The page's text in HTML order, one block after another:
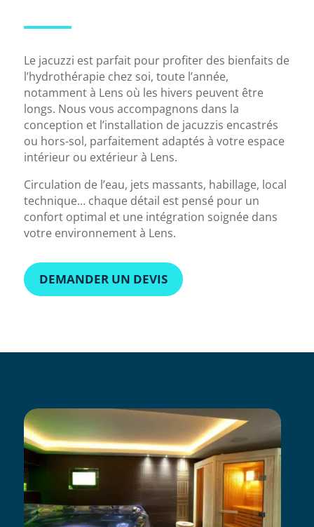
Le jacuzzi est parfait pour profiter des bienfaits de
l’hydrothérapie chez soi, toute l’année,
notamment à Lens où les hivers peuvent être
longs. Nous vous accompagnons dans la
conception et l’installation de jacuzzis encastrés
ou hors-sol, parfaitement adaptés à votre espace
intérieur ou extérieur à Lens.
Circulation de l’eau, jets massants, habillage, local
technique… chaque détail est pensé pour un
confort optimal et une intégration soignée dans
votre environnement à Lens.
DEMANDER UN DEVIS